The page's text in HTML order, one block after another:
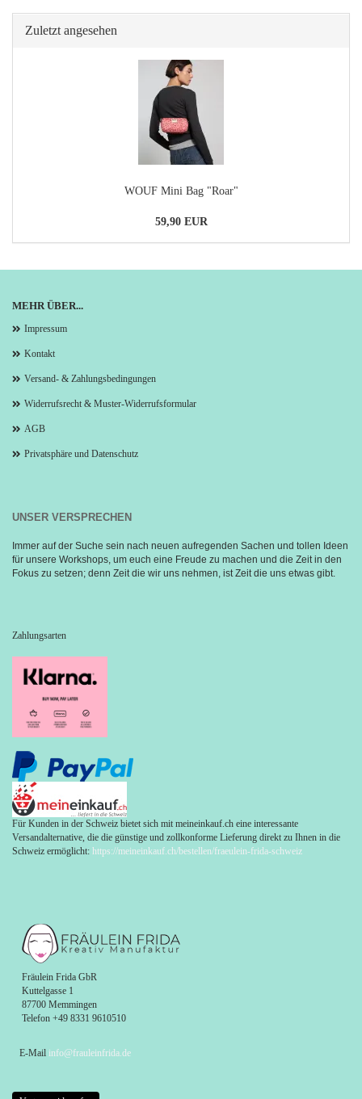
Zuletzt angesehen
WOUF Mini Bag "Roar"
59,90 EUR
MEHR ÜBER...
Impressum
Kontakt
Versand- & Zahlungsbedingungen
Widerrufsrecht & Muster-Widerrufsformular
AGB
Privatsphäre und Datenschutz
UNSER VERSPRECHEN
Immer auf der Suche sein nach neuen aufregenden Sachen und tollen Ideen
für unsere Workshops, um euch eine Freude zu machen und die Zeit in den
Fokus zu setzen; denn Zeit die wir uns nehmen, ist Zeit die uns etwas gibt.
Zahlungsarten
Für Kunden in der Schweiz bietet sich mit meineinkauf.ch eine interessante
Versandalternative, die die günstige und zollkonforme Lieferung direkt zu Ihnen in die
Schweiz ermöglicht: https://meineinkauf.ch/bestellen/fraeulein-frida-schweiz
Fräulein Frida GbR
Kuttelgasse 1
87700 Memmingen
Telefon +49 8331 9610510
E-Mail info@frauleinfrida.de